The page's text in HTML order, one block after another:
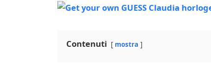
Contenuti mostra